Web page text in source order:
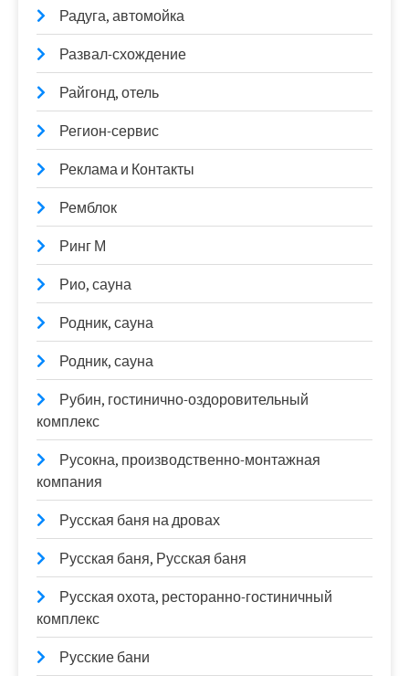
Радуга, автомойка
Развал-схождение
Райгонд, отель
Регион-сервис
Реклама и Контакты
Ремблок
Ринг М
Рио, сауна
Родник, сауна
Родник, сауна
Рубин, гостинично-оздоровительный
комплекс
Русокна, производственно-монтажная
компания
Русская баня на дровах
Русская баня, Русская баня
Русская охота, ресторанно-гостиничный
комплекс
Русские бани